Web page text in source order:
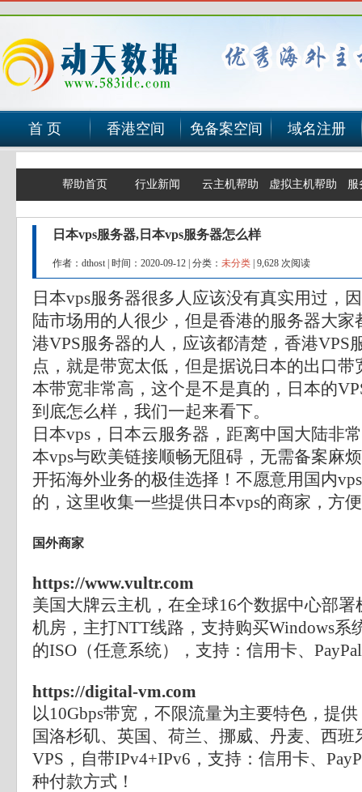
首 页 香港空间 免备案空间 域名注册
帮助首页 行业新闻 云主机帮助 虚拟主机帮助 服
日本vps服务器,日本vps服务器怎么样
作者：dthost 时间：2020-09-12 分类： 未分类 9,628 次阅读
日本vps服务器很多人应该没有真实用过，
陆市场用的人很少，但是香港的服务器大
港VPS服务器的人，应该都清楚，香港VPS
点，就是带宽太低，但是据说日本的出口
本带宽非常高，这个是不是真的，日本的
到底怎么样，我们一起来看下。
日本vps，日本云服务器，距离中国大陆非
本vps与欧美链接顺畅无阻碍，无需备案麻
开拓海外业务的极佳选择！不愿意用国内
的，这里收集一些提供日本vps的商家，方
国外商家
https://www.vultr.com
美国大牌云主机，在全球16个数据中心部
机房，主打NTT线路，支持购买Windows系
的ISO（任意系统），支持：信用卡、
https://digital-vm.com
以10Gbps带宽，不限流量为主要特色，提
国洛杉矶、英国、荷兰、挪威、丹麦、西
VPS，自带IPv4+IPv6，支持：信用卡、
种付款方式！